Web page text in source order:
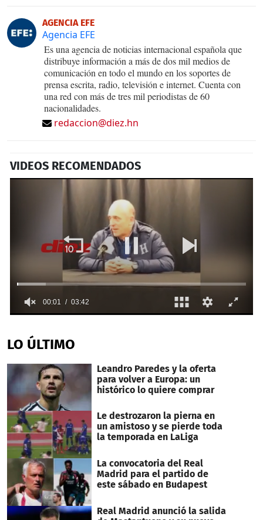
AGENCIA EFE
Agencia EFE
Es una agencia de noticias internacional española que
distribuye información a más de dos mil medios de
comunicación en todo el mundo en los soportes de
prensa escrita, radio, televisión e internet. Cuenta con
una red con más de tres mil periodistas de 60
nacionalidades.
redaccion@diez.hn
VIDEOS RECOMENDADOS
of
3
42
seconds
LO ÚLTIMO
Leandro Paredes y la oferta
para volver a Europa: un
histórico lo quiere comprar
Le destrozaron la pierna en
un amistoso y se pierde toda
la temporada en LaLiga
La convocatoria del Real
Madrid para el partido de
este sábado en Budapest
Real Madrid anunció la salida